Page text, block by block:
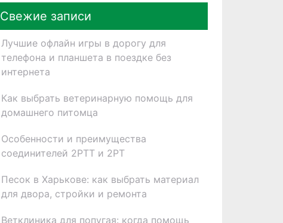
Свежие записи
Лучшие офлайн игры в дорогу для
телефона и планшета в поездке без
интернета
Как выбрать ветеринарную помощь для
домашнего питомца
Особенности и преимущества
соединителей 2РТТ и 2РТ
Песок в Харькове: как выбрать материал
для двора, стройки и ремонта
Ветклиника для попугая: когда помощь